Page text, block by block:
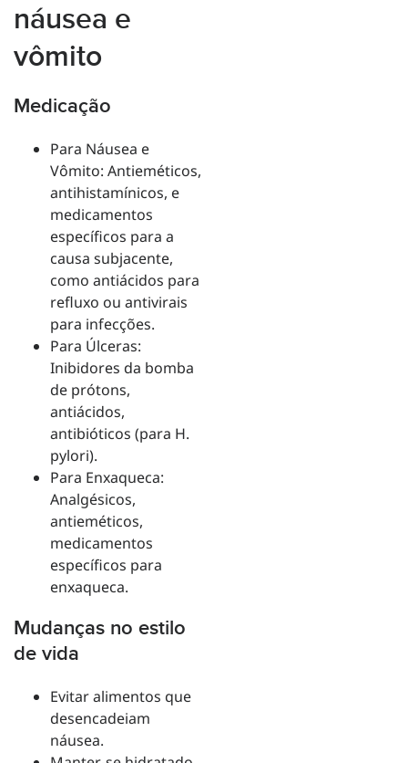
náusea e
vômito
Medicação
Para Náusea e
Vômito: Antieméticos,
antihistamínicos, e
medicamentos
específicos para a
causa subjacente,
como antiácidos para
refluxo ou antivirais
para infecções.
Para Úlceras:
Inibidores da bomba
de prótons,
antiácidos,
antibióticos (para H.
pylori).
Para Enxaqueca:
Analgésicos,
antieméticos,
medicamentos
específicos para
enxaqueca.
Mudanças no estilo
de vida
Evitar alimentos que
desencadeiam
náusea.